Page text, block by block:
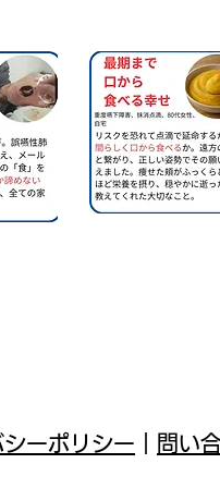
ーポリシー 問い